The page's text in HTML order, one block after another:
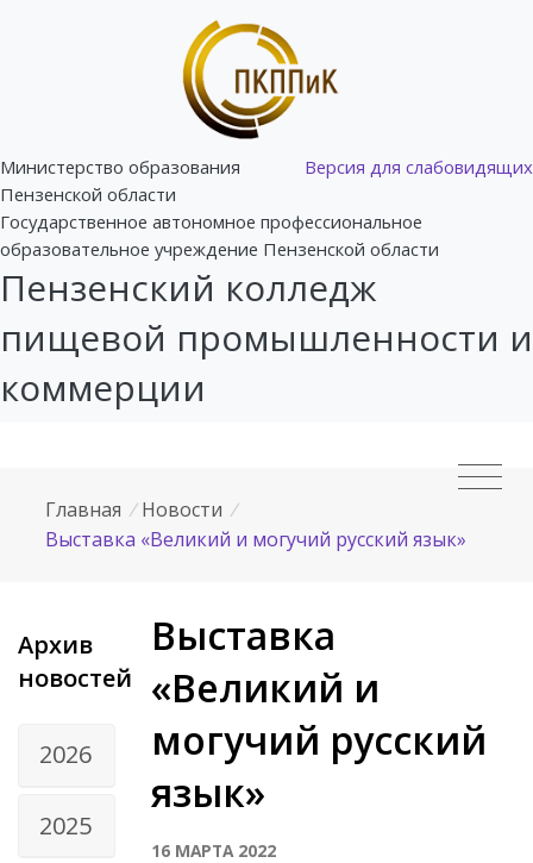
Версия для слабовидящих
Министерство образования
Пензенской области
Государственное автономное профессиональное
образовательное учреждение Пензенской области
Пензенский колледж
пищевой промышленности и
коммерции
Главная / Новости /
Выставка «Великий и могучий русский язык»
Архив
новостей
2026
2025
Выставка
«Великий и
могучий русский
язык»
16 МАРТА 2022